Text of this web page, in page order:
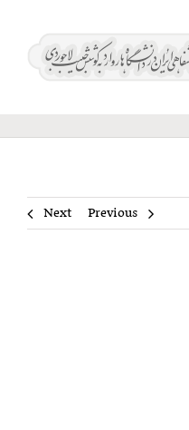
Previous
Next